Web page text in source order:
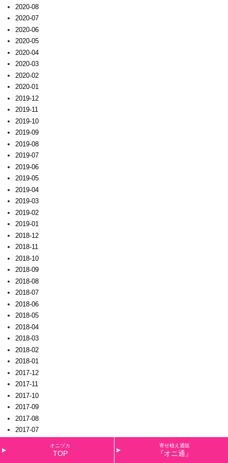
2020-08
2020-07
2020-06
2020-05
2020-04
2020-03
2020-02
2020-01
2019-12
2019-11
2019-10
2019-09
2019-08
2019-07
2019-06
2019-05
2019-04
2019-03
2019-02
2019-01
2018-12
2018-11
2018-10
2018-09
2018-08
2018-07
2018-06
2018-05
2018-04
2018-03
2018-02
2018-01
2017-12
2017-11
2017-10
2017-09
2017-08
2017-07
オニヅカ
TOP
寄せ植え通販
『オニ通』